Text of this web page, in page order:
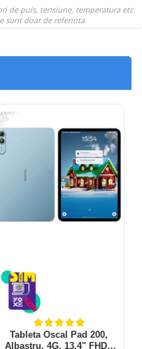
-17%
Tableta Oscal Pad 200,
Albastru, 4G, 13.4" FHD+